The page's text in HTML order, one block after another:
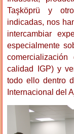
Taşköprü y
indicadas, nos
intercambiar
especialmente
calidad IGP) y
todo ello dentro
Internacional del